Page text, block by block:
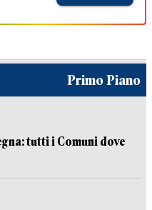
Primo Piano
tutti i Comuni dove